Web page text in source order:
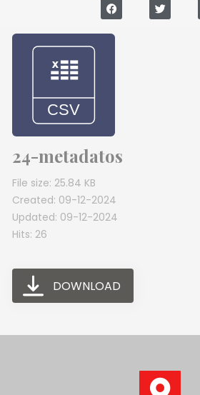
24-metadatos
File size: 25.84 KB
Created: 09-12-2024
Updated: 09-12-2024
Hits: 26
DOWNLOAD